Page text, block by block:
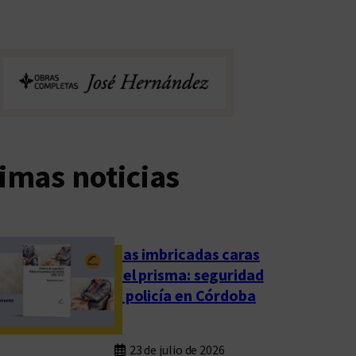
noticias
Las imbricadas caras
del prisma: seguridad
y policía en Córdoba
23 de julio de 2026